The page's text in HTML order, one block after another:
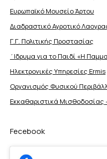
Ευρωπαϊκό Μουσείο Άρτου
Διαδραστικό Αγροτικό
Γ.Γ. Πολιτικής Προστασίας
΄Ιδρυμα για το Παιδί «Η
Ηλεκτρονικές Υπηρεσίες Ermis
Οργανισμός Φυσικού
Εκκαθαριστικά Μισθοδοσίας
Fecebook